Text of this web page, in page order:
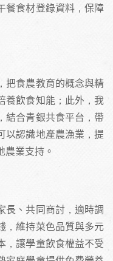
餐食材登錄資料，保障
把食農教育的概念與精
養飲食知能；此外，我
結合青銀共食平台，帶
以認識地產農漁業，提
業支持。
長、共同商討，適時調
，維持菜色品質與多元
，讓學童飲食權益不受